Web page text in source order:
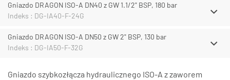
Gniazdo DRAGON ISO-A DN40 z GW 1.1/2" BSP, 180 bar
Indeks : DG-IA40-F-24G
Gniazdo DRAGON ISO-A DN50 z GW 2" BSP, 130 bar
Indeks : DG-IA50-F-32G
Gniazdo szybkozłącza hydraulicznego ISO-A z zaworem